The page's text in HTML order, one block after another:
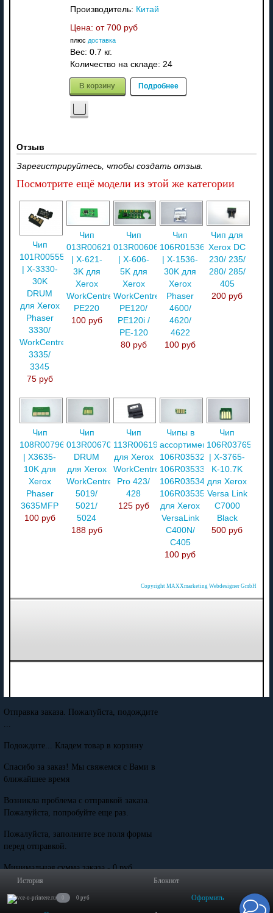
Производитель: Китай
Цена: от 700 руб
плюс доставка
Вес: 0.7 кг.
Количество на складе: 24
В корзину Подробнее
Отзыв
Зарегистрируйтесь, чтобы создать отзыв.
Посмотрите ещё модели из этой же категории
Чип
101R00555
| X-3330-
30K
DRUM
для Xerox
Phaser
3330/
WorkCentre
3335/
3345
75 руб
Чип
013R00621
| X-621-
3K для
Xerox
WorkCentre
PE220
100 руб
Чип
013R00606
| X-606-
5K для
Xerox
WorkCentre
PE120/
PE120i /
PE-120
80 руб
Чип
106R01536
| X-1536-
30K для
Xerox
Phaser
4600/
4620/
4622
100 руб
Чип для
Xerox DC
230/ 235/
280/ 285/
405
200 руб
Чип
108R00796
| X3635-
10K для
Xerox
Phaser
3635MFP
100 руб
Чип
013R00670
DRUM
для Xerox
WorkCentre
5019/
5021/
5024
188 руб
Чип
113R00619
для Xerox
WorkCentre
Pro 423/
428
125 руб
Чипы в
ассортименте
106R03532/
106R03533/
106R03534/
106R03535
для Xerox
VersaLink
C400N/
C405
100 руб
Чип
106R03765
| X-3765-
K-10.7K
для Xerox
Versa Link
C7000
Black
500 руб
Copyright MAXXmarketing Webdesigner GmbH
История Блокнот
0 0 руб
Оформить
Отправка заказа. Пожалуйста, подождите
...
Подождите... Кладем товар в корзину
Спасибо за заказ! Мы свяжемся с Вами в
ближайшее время
Возникла проблема с отправкой заказа.
Пожалуйста, попробуйте еще раз.
Пожалуйста, заполните все поля формы
перед отправкой.
Минимальная сумма заказа - 0 руб.